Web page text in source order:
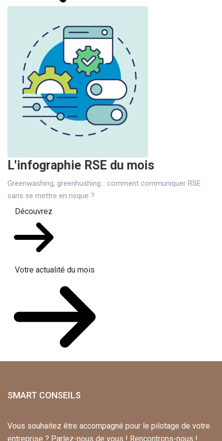
L'infographie RSE du mois
Greenwashing, greenhushing… comment communiquer RSE
sans se mettre en risque ?
Découvrez
Votre actualité du mois
SMART CONSEILS
Vous souhaitez être accompagné pour le pilotage de votre
entreprise ? Parlez-nous de vous ! Rencontrons-nous !